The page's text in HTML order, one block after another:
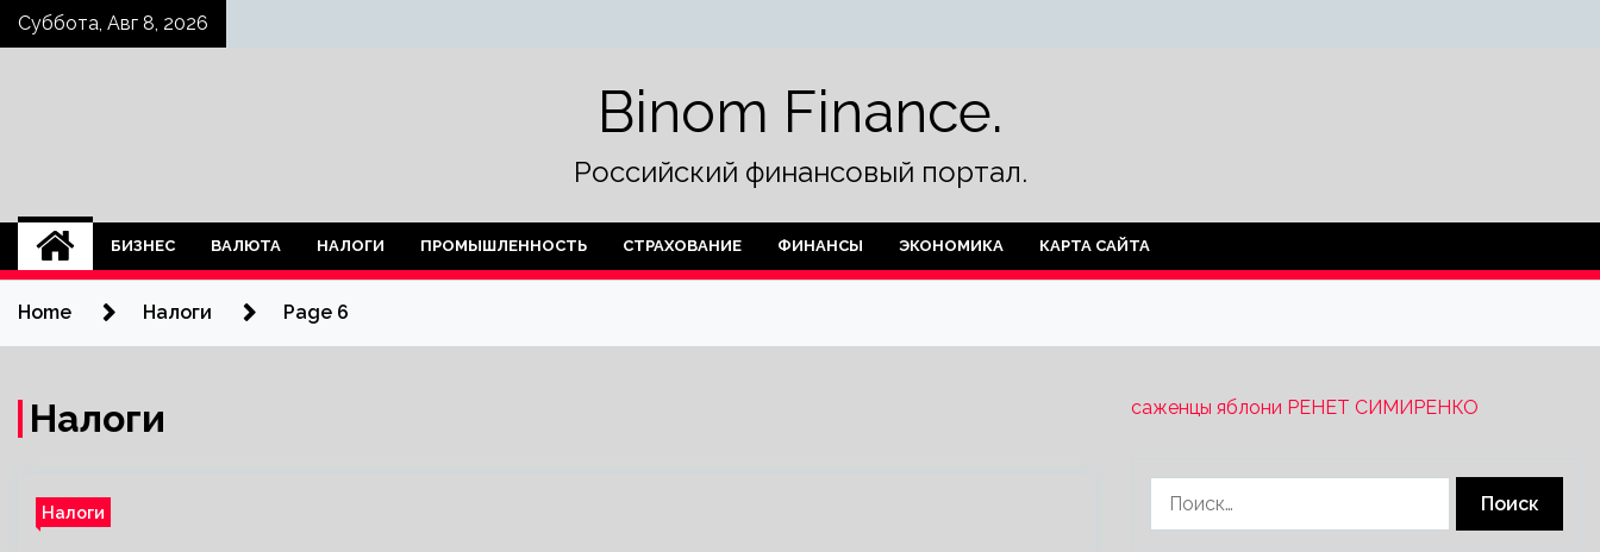
SkipСуббота, Авг 8, 2026
Binom Finance.
Российский финансовый портал.
БИЗНЕС ВАЛЮТА НАЛОГИ ПРОМЫШЛЕННОСТЬ СТРАХОВАНИЕ ФИНАНСЫ ЭКОНОМИКА КАРТА САЙТА
Home Налоги Page 6
Налоги
Налоги
саженцы яблони РЕНЕТ СИМИРЕНКО